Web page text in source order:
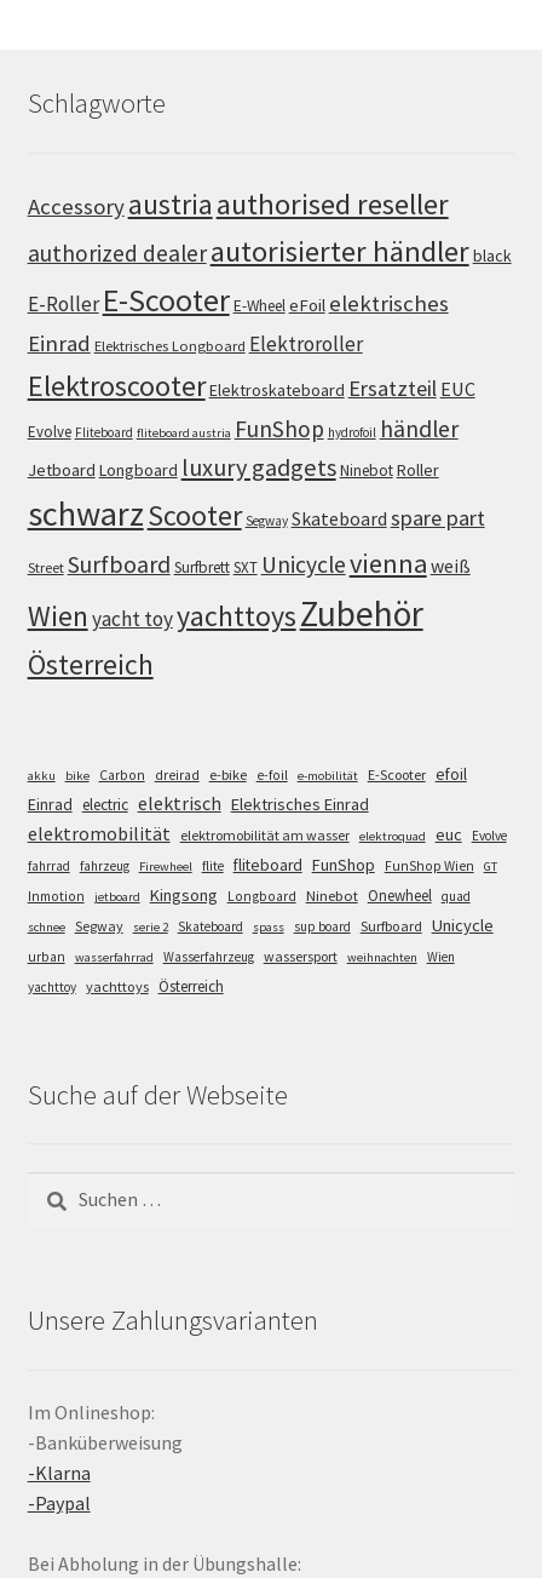
Schlagworte
Accessoryaustria authorised reseller
authorized dealerautorisierter händlerblack
E-Roller E-ScooterE-WheeleFoil elektrisches
Einrad Elektrisches Longboard Elektroroller
ElektroscooterElektroskateboard Ersatzteil EUC
Evolve Fliteboard fliteboard austria FunShop hydrofoil händler
Jetboard Longboard luxury gadgetsNinebotRoller
schwarzScooter Segway Skateboard spare part
Street Surfboard SurfbrettSXT Unicyclevienna weiß
Wien yacht toyyachttoysZubehör
Österreich
akku bike Carbon dreirad e-bike e-foil e-mobilität E-Scooter efoil
Einrad electric elektrisch Elektrisches Einrad
elektromobilität elektromobilität am wasser elektroquad euc
Evolve
fahrrad
fahrzeug Firewheel flite fliteboard FunShop FunShop Wien GT
Inmotion jetboard Kingsong Longboard Ninebot Onewheel quad
schnee Segway serie 2 Skateboard spass sup board Surfboard Unicycle
urban wasserfahrrad Wasserfahrzeug wassersport weihnachten
Wien
yachttoy yachttoys Österreich
Suche auf der Webseite
Suchen
nach:
Unsere Zahlungsvarianten
Im Onlineshop:
-Banküberweisung
-Klarna
-Paypal
Bei Abholung in der Übungshalle: